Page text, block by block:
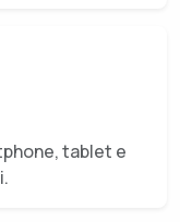
tablet e